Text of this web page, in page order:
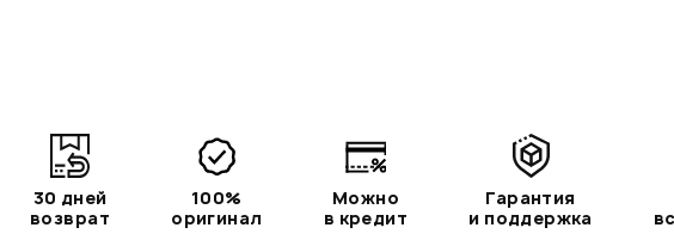
30 дней
возврат
100%
оригинал
Можно
в кредит
Гарантия
и поддержка